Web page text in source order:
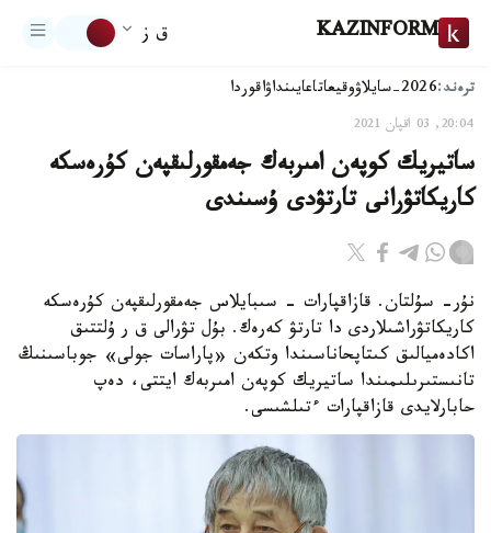
KAZINFORM ق ز
ترەند:2026-سايلاۋ وقيعاتاعايىنداۋاقوردا
20:04, 03 اقپان 2021
ساتيريك كوپەن امىربەك جەمقورلىقپەن كۇرەسكە
كاريكاتۋرانى تارتۋدى ۇسىندى
نۇر- سۇلتان. قازاقپارات - سىبايلاس جەمقورلىقپەن كۇرەسكە
كاريكاتۋراشىلاردى دا تارتۋ كەرەك. بۇل تۋرالى ق ر ۇلتتىق
اكادەميالىق كىتاپحاناسىندا وتكەن «پاراسات جولى» جوباسىنىڭ
تانىستىرىلىمىندا ساتيريك كوپەن امىربەك ايتتى، دەپ
حابارلايدى قازاقپارات ءتىلشىسى.